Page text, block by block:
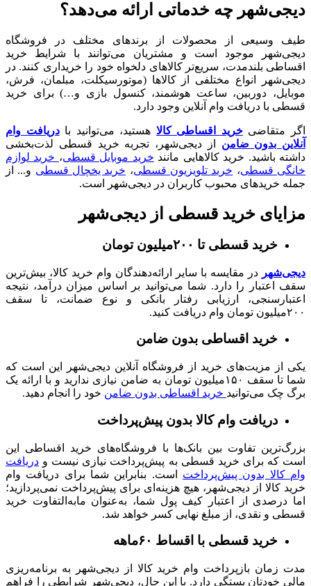
دیجی‌شهر چه خدماتی ارائه می‌دهد؟
طیف وسیعی از محصولات از برندهای مختلف در فروشگاه
دیجی‌شهر موجود است و مشتریان می‌توانند با شرایط خرید
اقساطی بلندمدت، سریع‌تر کالاهای دلخواه خود را خریداری کنند. در
دیجی‌شهر انواع مختلفی از کالاها (موتورسیکلت، مبلمان، فرش،
موبایل، دوربین، ساعت هوشمند، کنسول بازی و…) برای خرید
قسطی با دریافت وام آنلاین وجود دارد.
اگر متقاضیخرید اقساطی کالا هستید، می‌توانید بادریافت وام
آنلاین بدون ضامن
از دیجی‌شهر، تجربه خرید قسطی لذت‌بخشی
داشته باشید. خرید کالا‌هایی مانند خرید موبایل قسطی، خرید لوازم
خانگی قسطی، خرید تلویزیون قسطی، خرید یخچال قسطی و... از
جمله خرید‌های محبوب کاربران در دیجی‌شهر است.
مزایای خرید قسطی از دیجی‌شهر
خرید قسطی تا ۲۰۰میلیون تومان
دیجی‌شهر در مقایسه با سایر ارائه‌دهندگان وام خرید کالا، بیش‌ترین
سقف اعتبار را دارد. شما می‌توانید بر اساس میزان درآمد، نتیجه
اعتبارسنجی، ارزیابی رفتار بانکی و نوع ضمانت، تا سقف
۲۰۰میلیون تومان وام دریافت کنید.
خرید اقساطی بدون ضامن
یکی از مزیت‌های خرید از فروشگاه آنلاین دیجی‌شهر این است که
شما تا سقف ۱۵۰میلیون تومان به ضامن نیازی ندارید و با ارائه یک
برگ چک می‌توانید خرید اقساطی بدون ضامن خود را انجام دهید.
دریافت وام کالا بدون پیش‌پرداخت
بزرگ‌ترین تفاوت بین بانک‌ها با فروشگاه‌های خرید اقساطی این
است که برای خرید قسطی به پیش‌پرداخت نیازی نیست و دریافت
وام کالا بدون پیش‌پرداخت
است. بنابراین شما برای دریافت وام
خرید کالا از دیجی‌شهر، هیچ هزینه‌ای برای پیش‌پرداخت نمی‌پردازید؛
اما درصدی از اعتبار کیف پول شما، به‌عنوان مابه‌التفاوت خرید
قسطی و نقدی، از مبلغ نهایی کسر خواهد شد.
خرید قسطی با اقساط ۶۰ماهه
مدت زمان بازپرداخت وام خرید کالا از دیجی‌شهر به برنامه‌ریزی
مالی خودتان بستگی دارد. با این حال، دیجی‌شهر شرایطی را فراهم